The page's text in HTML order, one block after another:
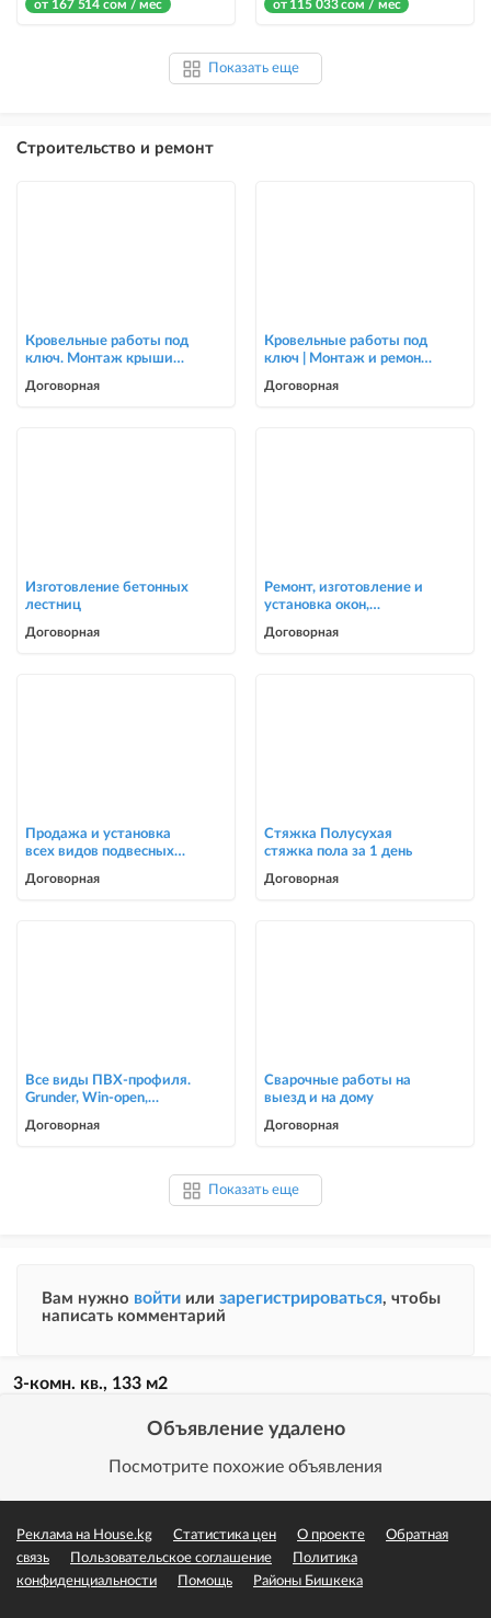
от 167 514 сом / мес от 115 033 сом / мес
Показать еще
Строительство и ремонт
Кровельные работы под
ключ. Монтаж крыши
коттеджей
Договорная
Кровельные работы под
ключ | Монтаж и ремонт
Договорная
Изготовление бетонных
лестниц
Договорная
Ремонт, изготовление и
установка окон,
Договорная
Продажа и установка
всех видов подвесных
Договорная
Стяжка Полусухая
стяжка пола за 1 день
Договорная
Все виды ПВХ-профиля.
Grunder, Win-open,
Комфорт в осн
Договорная
Сварочные работы на
выезд и на дому
Договорная
Показать еще
Вам нужно войти или зарегистрироваться, чтобы
написать комментарий
3-комн. кв., 133 м2
Объявление удалено
Посмотрите похожие объявления
Реклама на House.kg Статистика цен О проекте
Обратная
связь
Пользовательское соглашение
Политика
конфиденциальности
Помощь Районы Бишкека